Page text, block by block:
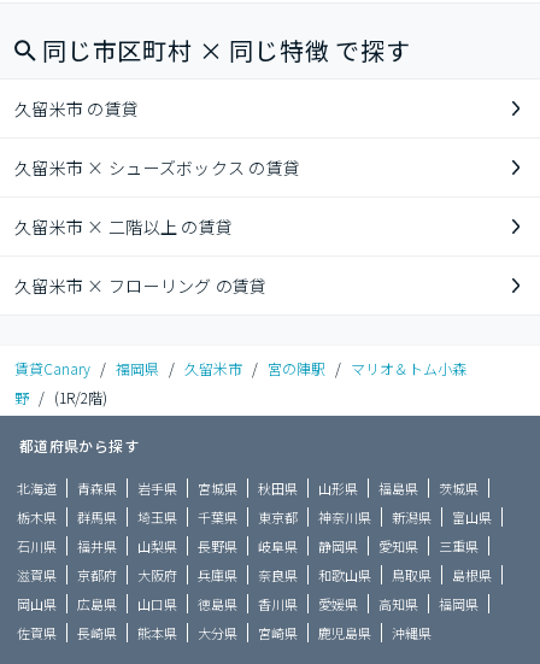
同じ市区町村 × 同じ特徴 で探す
久留米市 の賃貸
久留米市 × シューズボックス の賃貸
久留米市 × 二階以上 の賃貸
久留米市 × フローリング の賃貸
賃貸Canary / 福岡県 / 久留米市 / 宮の陣駅 / マリオ＆トム小森
野 / (1R/2階)
都道府県から探す
北海道 青森県 岩手県 宮城県 秋田県 山形県 福島県
茨城県
栃木県
群馬県 埼玉県 千葉県 東京都 神奈川県 新潟県
富山県
石川県
福井県 山梨県 長野県 岐阜県 静岡県 愛知県
三重県
滋賀県
京都府 大阪府 兵庫県 奈良県 和歌山県 鳥取県
島根県
岡山県
広島県 山口県 徳島県 香川県 愛媛県 高知県
福岡県
佐賀県
長崎県 熊本県 大分県 宮崎県 鹿児島県 沖縄県